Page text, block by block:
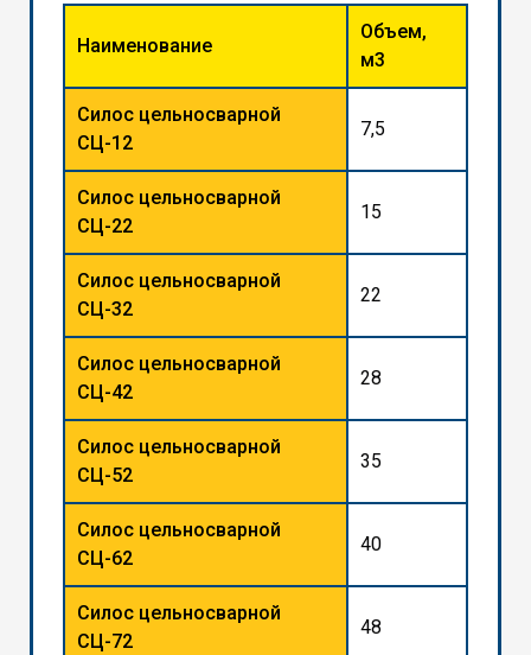
Наименование
Объем,
м3
Силос цельносварной
СЦ-12
7,5
Силос цельносварной
СЦ-22
15
Силос цельносварной
СЦ-32
22
Силос цельносварной
СЦ-42
28
Силос цельносварной
СЦ-52
35
Силос цельносварной
СЦ-62
40
Силос цельносварной
СЦ-72
48